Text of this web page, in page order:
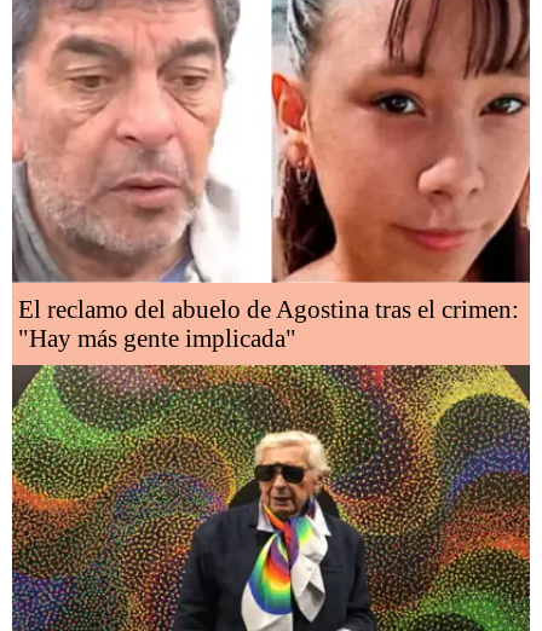
El reclamo del abuelo de Agostina tras el crimen:
"Hay más gente implicada"